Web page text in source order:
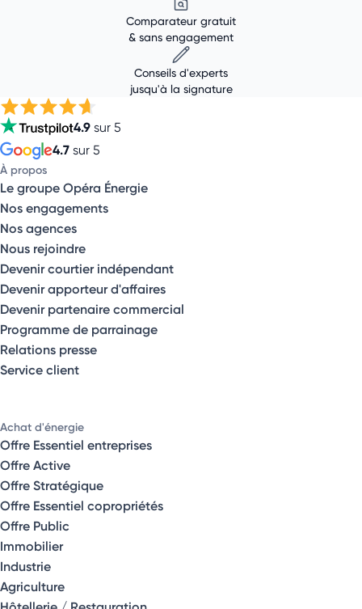
Comparateur gratuit
& sans engagement
Conseils d'experts
jusqu'à la signature
4.9 sur 5
4.7 sur 5
À propos
Le groupe Opéra Énergie
Nos engagements
Nos agences
Nous rejoindre
Devenir courtier indépendant
Devenir apporteur d'affaires
Devenir partenaire commercial
Programme de parrainage
Relations presse
Service client
Achat d'énergie
Offre Essentiel entreprises
Offre Active
Offre Stratégique
Offre Essentiel copropriétés
Offre Public
Immobilier
Industrie
Agriculture